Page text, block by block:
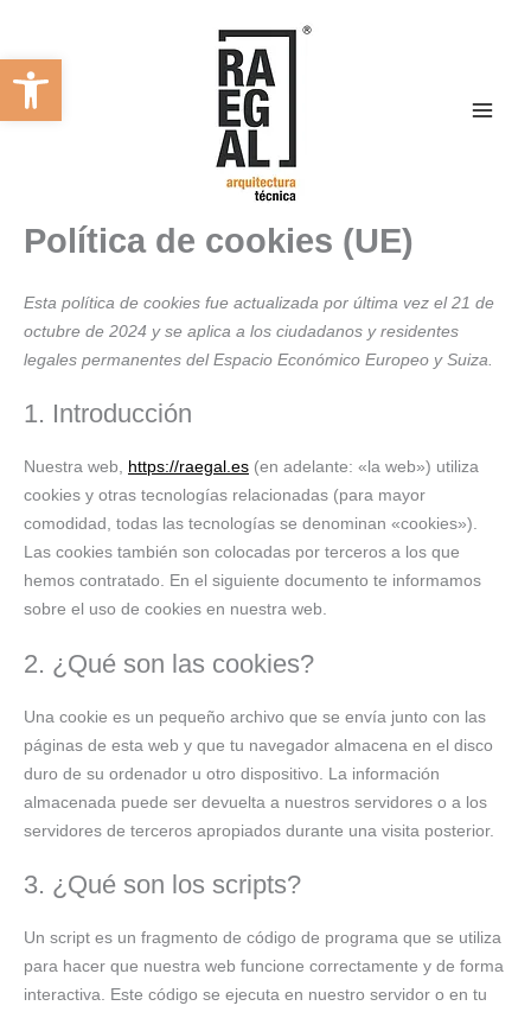
Abrir barra de herramientas
contenido
Política de cookies (UE)
Esta política de cookies fue actualizada por última vez el 21 de
octubre de 2024 y se aplica a los ciudadanos y residentes
legales permanentes del Espacio Económico Europeo y Suiza.
1. Introducción
Nuestra web, https://raegal.es (en adelante: «la web») utiliza
cookies y otras tecnologías relacionadas (para mayor
comodidad, todas las tecnologías se denominan «cookies»).
Las cookies también son colocadas por terceros a los que
hemos contratado. En el siguiente documento te informamos
sobre el uso de cookies en nuestra web.
2. ¿Qué son las cookies?
Una cookie es un pequeño archivo que se envía junto con las
páginas de esta web y que tu navegador almacena en el disco
duro de su ordenador u otro dispositivo. La información
almacenada puede ser devuelta a nuestros servidores o a los
servidores de terceros apropiados durante una visita posterior.
3. ¿Qué son los scripts?
Un script es un fragmento de código de programa que se utiliza
para hacer que nuestra web funcione correctamente y de forma
interactiva. Este código se ejecuta en nuestro servidor o en tu